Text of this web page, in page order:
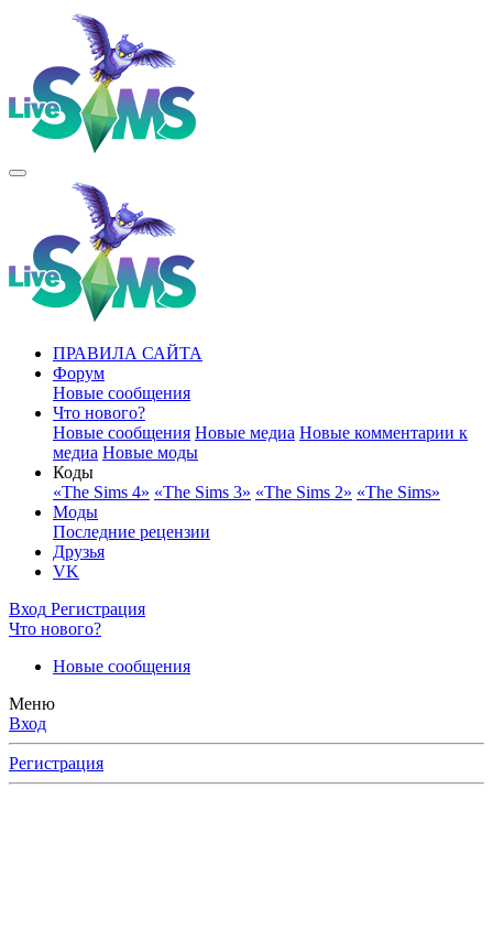
ПРАВИЛА САЙТА
Форум
Новые сообщения
Что нового?
Новые сообщения Новые медиа Новые комментарии к
медиа Новые моды
Коды
«The Sims 4» «The Sims 3» «The Sims 2» «The Sims»
Моды
Последние рецензии
Друзья
VK
Вход Регистрация
Что нового?
Новые сообщения
Меню
Вход
Регистрация